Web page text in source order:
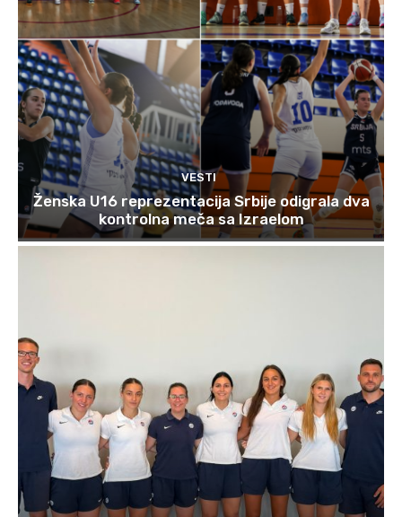
VESTI
Ženska U16 reprezentacija Srbije odigrala dva
kontrolna meča sa Izraelom